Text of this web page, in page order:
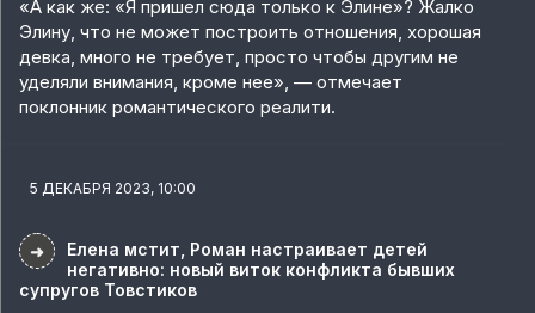
«А как же: «Я пришел сюда только к Элине»? Жалко
Элину, что не может построить отношения, хорошая
девка, много не требует, просто чтобы другим не
уделяли внимания, кроме нее», — отмечает
поклонник романтического реалити.
5 ДЕКАБРЯ 2023, 10:00
➜
Елена мстит, Роман настраивает детей
негативно: новый виток конфликта бывших
супругов Товстиков